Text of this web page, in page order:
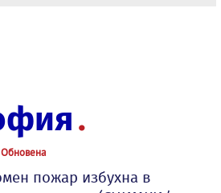
Обновена
пожар избухна в